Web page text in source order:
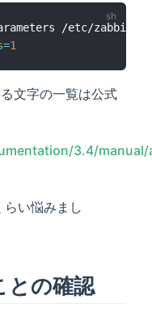
=1
文字の一覧は公式
3.4/
い悩みまし
との確認